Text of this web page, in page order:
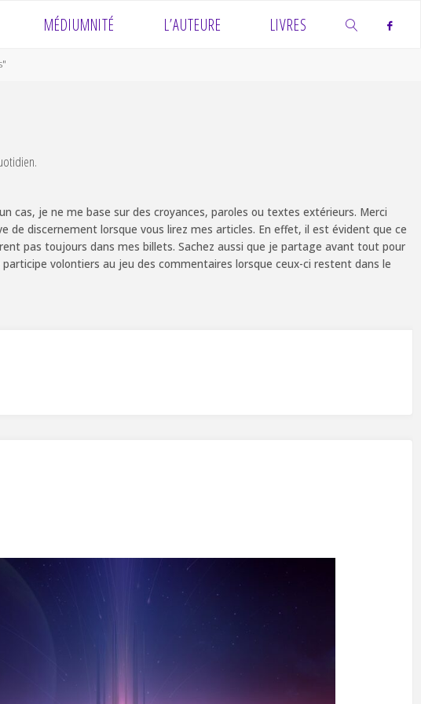
MÉDIUMNITÉ L’AUTEURE LIVRES
cas, je ne me base sur des croyances, paroles ou textes extérieurs. Merci
de discernement lorsque vous lirez mes articles. En effet, il est évident que ce
pas toujours dans mes billets. Sachez aussi que je partage avant tout pour
volontiers au jeu des commentaires lorsque ceux-ci restent dans le